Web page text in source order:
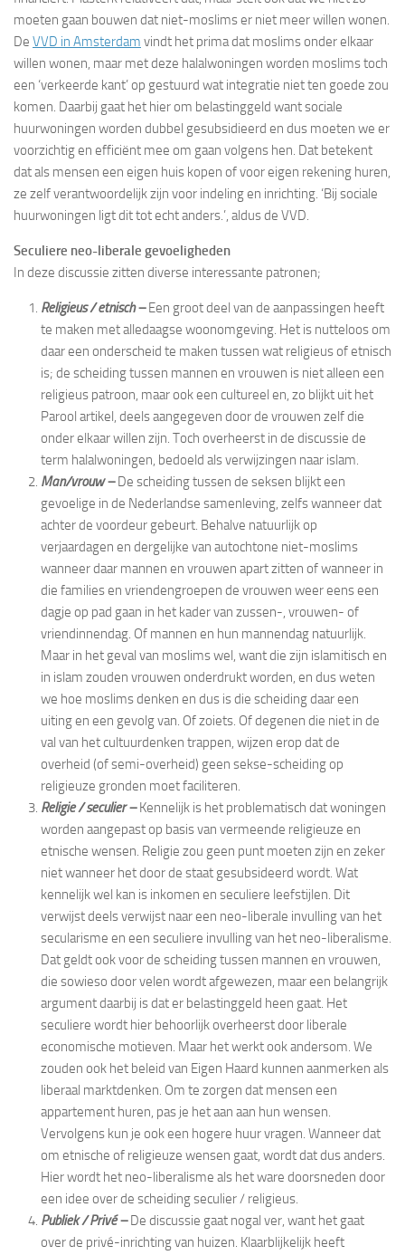
moeten gaan bouwen dat niet-moslims er niet meer willen wonen.
De VVD in Amsterdam vindt het prima dat moslims onder elkaar
willen wonen, maar met deze halalwoningen worden moslims toch
een ‘verkeerde kant’ op gestuurd wat integratie niet ten goede zou
komen. Daarbij gaat het hier om belastinggeld want sociale
huurwoningen worden dubbel gesubsidieerd en dus moeten we er
voorzichtig en efficiënt mee om gaan volgens hen. Dat betekent
dat als mensen een eigen huis kopen of voor eigen rekening huren,
ze zelf verantwoordelijk zijn voor indeling en inrichting. ‘Bij sociale
huurwoningen ligt dit tot echt anders.’, aldus de VVD.
Seculiere neo-liberale gevoeligheden
In deze discussie zitten diverse interessante patronen;
Religieus / etnisch –Een groot deel van de aanpassingen heeft
te maken met alledaagse woonomgeving. Het is nutteloos om
daar een onderscheid te maken tussen wat religieus of etnisch
is; de scheiding tussen mannen en vrouwen is niet alleen een
religieus patroon, maar ook een cultureel en, zo blijkt uit het
Parool artikel, deels aangegeven door de vrouwen zelf die
onder elkaar willen zijn. Toch overheerst in de discussie de
term halalwoningen, bedoeld als verwijzingen naar islam.
Man/vrouw –De scheiding tussen de seksen blijkt een
gevoelige in de Nederlandse samenleving, zelfs wanneer dat
achter de voordeur gebeurt. Behalve natuurlijk op
verjaardagen en dergelijke van autochtone niet-moslims
wanneer daar mannen en vrouwen apart zitten of wanneer in
die families en vriendengroepen de vrouwen weer eens een
dagje op pad gaan in het kader van zussen-, vrouwen- of
vriendinnendag. Of mannen en hun mannendag natuurlijk.
Maar in het geval van moslims wel, want die zijn islamitisch en
in islam zouden vrouwen onderdrukt worden, en dus weten
we hoe moslims denken en dus is die scheiding daar een
uiting en een gevolg van. Of zoiets. Of degenen die niet in de
val van het cultuurdenken trappen, wijzen erop dat de
overheid (of semi-overheid) geen sekse-scheiding op
religieuze gronden moet faciliteren.
Religie / seculier –Kennelijk is het problematisch dat woningen
worden aangepast op basis van vermeende religieuze en
etnische wensen. Religie zou geen punt moeten zijn en zeker
niet wanneer het door de staat gesubsideerd wordt. Wat
kennelijk wel kan is inkomen en seculiere leefstijlen. Dit
verwijst deels verwijst naar een neo-liberale invulling van het
secularisme en een seculiere invulling van het neo-liberalisme.
Dat geldt ook voor de scheiding tussen mannen en vrouwen,
die sowieso door velen wordt afgewezen, maar een belangrijk
argument daarbij is dat er belastinggeld heen gaat. Het
seculiere wordt hier behoorlijk overheerst door liberale
economische motieven. Maar het werkt ook andersom. We
zouden ook het beleid van Eigen Haard kunnen aanmerken als
liberaal marktdenken. Om te zorgen dat mensen een
appartement huren, pas je het aan aan hun wensen.
Vervolgens kun je ook een hogere huur vragen. Wanneer dat
om etnische of religieuze wensen gaat, wordt dat dus anders.
Hier wordt het neo-liberalisme als het ware doorsneden door
een idee over de scheiding seculier / religieus.
Publiek / Privé –De discussie gaat nogal ver, want het gaat
over de privé-inrichting van huizen. Klaarblijkelijk heeft